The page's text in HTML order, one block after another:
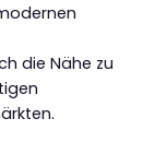
die Nähe zu